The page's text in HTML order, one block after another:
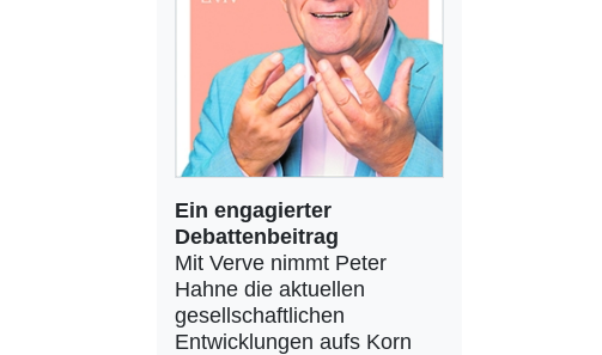
Ein engagierter
Debattenbeitrag
Mit Verve nimmt Peter
Hahne die aktuellen
gesellschaftlichen
Entwicklungen aufs Korn